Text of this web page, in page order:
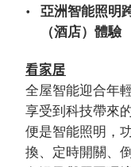
亞洲智能照明
（酒店）體驗
看家居
全屋智能迎合年
享受到科技帶來
便是智能照明，
換、定時開關、